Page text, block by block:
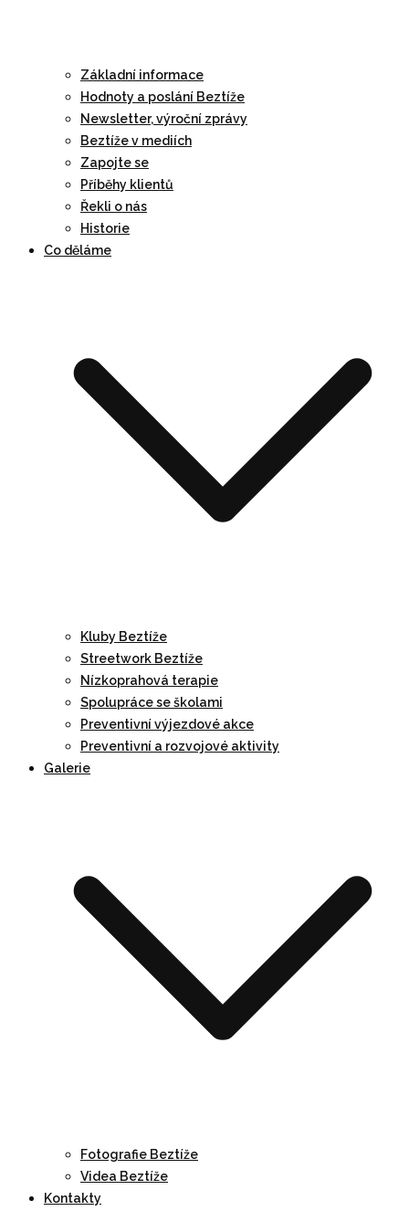
Základní informace
Hodnoty a poslání Beztíže
Newsletter, výroční zprávy
Beztíže v mediích
Zapojte se
Příběhy klientů
Řekli o nás
Historie
Co děláme
Kluby Beztíže
Streetwork Beztíže
Nízkoprahová terapie
Spolupráce se školami
Preventivní výjezdové akce
Preventivní a rozvojové aktivity
Galerie
Fotografie Beztíže
Videa Beztíže
Kontakty